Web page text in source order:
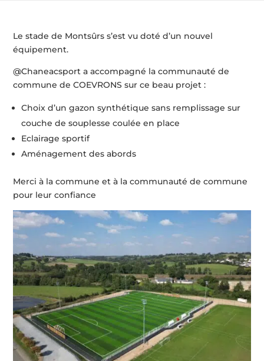
Le stade de Montsûrs s’est vu doté d’un nouvel
équipement.
@Chaneacsport a accompagné la communauté de
commune de COEVRONS sur ce beau projet :
Choix d’un gazon synthétique sans remplissage sur
couche de souplesse coulée en place
Eclairage sportif
Aménagement des abords
Merci à la commune et à la communauté de commune
pour leur confiance